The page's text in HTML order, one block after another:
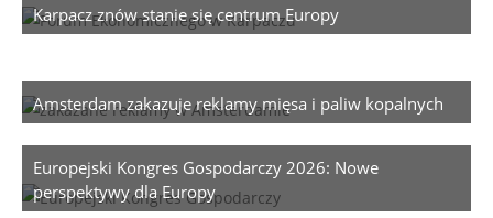
Karpacz znów stanie się centrum Europy
Amsterdam zakazuje reklamy mięsa i paliw kopalnych
Europejski Kongres Gospodarczy 2026: Nowe
perspektywy dla Europy